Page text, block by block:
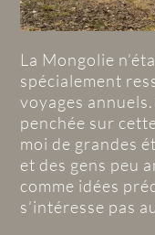
La Mongolie
spécialement
voyages
penchée sur
moi de grandes
et des gens peu
comme idées
s’intéresse pas